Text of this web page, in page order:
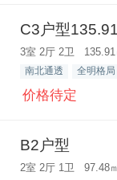
C3户型135.91
3室 2厅 2卫 135.91
南北通透 全明格局
价格待定
B2户型
2室 2厅 1卫 97.48